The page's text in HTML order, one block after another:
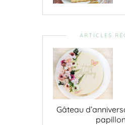
ARTICLES
Gâteau